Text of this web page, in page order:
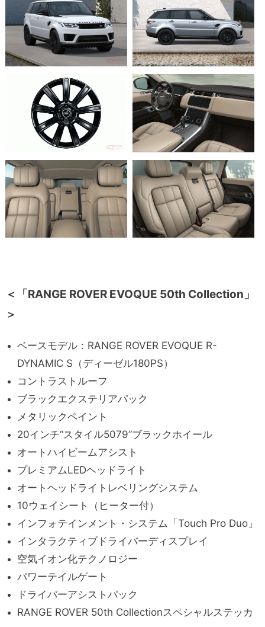
＜「RANGE ROVER EVOQUE 50th Collection」
＞
ベースモデル：RANGE ROVER EVOQUE R-
DYNAMIC S（ディーゼル180PS）
コントラストルーフ
ブラックエクステリアパック
メタリックペイント
20インチ“スタイル5079”ブラックホイール
オートハイビームアシスト
プレミアムLEDヘッドライト
オートヘッドライトレベリングシステム
10ウェイシート（ヒーター付）
インフォテインメント・システム「Touch Pro Duo」
インタラクティブドライバーディスプレイ
空気イオン化テクノロジー
パワーテイルゲート
ドライバーアシストパック
RANGE ROVER 50th Collectionスペシャルステッカ